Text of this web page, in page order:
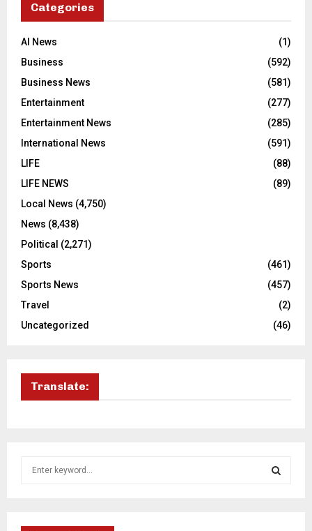
Categories
AI News
(1)
Business
(592)
Business News
(581)
Entertainment
(277)
Entertainment News
(285)
International News
(591)
LIFE
(88)
LIFE NEWS
(89)
Local News (4,750)
News (8,438)
Political (2,271)
Sports
(461)
Sports News
(457)
Travel
(2)
Uncategorized
(46)
Translate: